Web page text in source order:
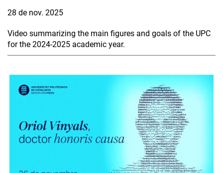
28 de nov. 2025
Video summarizing the main figures and goals of the UPC
for the 2024-2025 academic year.